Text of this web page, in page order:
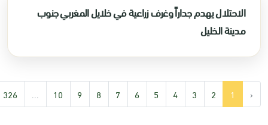
الاحتلال يهدم جداراً وغرف زراعية في خلايل المغربي جنوب
مدينة الخليل
‹
1
2
3
4
5
6
7
8
9
10
...
326